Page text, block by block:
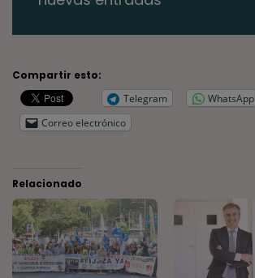
Compartir esto:
Telegram
WhatsApp
Correo electrónico
Relacionado